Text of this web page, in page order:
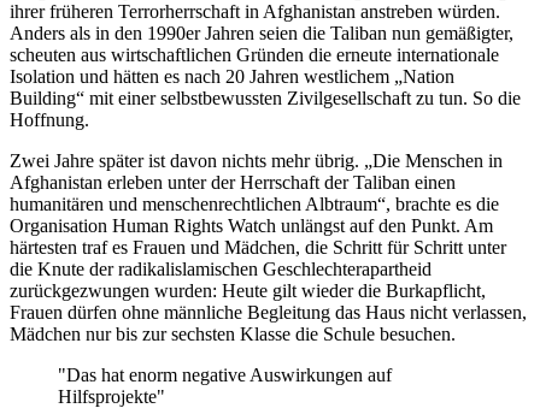
ihrer früheren Terrorherrschaft in Afghanistan anstreben würden.
Anders als in den 1990er Jahren seien die Taliban nun gemäßigter,
scheuten aus wirtschaftlichen Gründen die erneute internationale
Isolation und hätten es nach 20 Jahren westlichem „Nation
Building“ mit einer selbstbewussten Zivilgesellschaft zu tun. So die
Hoffnung.
Zwei Jahre später ist davon nichts mehr übrig. „Die Menschen in
Afghanistan erleben unter der Herrschaft der Taliban einen
humanitären und menschenrechtlichen Albtraum“, brachte es die
Organisation Human Rights Watch unlängst auf den Punkt. Am
härtesten traf es Frauen und Mädchen, die Schritt für Schritt unter
die Knute der radikalislamischen Geschlechterapartheid
zurückgezwungen wurden: Heute gilt wieder die Burkapflicht,
Frauen dürfen ohne männliche Begleitung das Haus nicht verlassen,
Mädchen nur bis zur sechsten Klasse die Schule besuchen.
"Das hat enorm negative Auswirkungen auf
Hilfsprojekte"